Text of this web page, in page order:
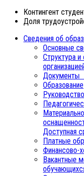
Контингент
Доля
Сведения об
Основные
Структура и
Образование
Руководство
Доступная
Платные
Финансово-
Вакантные